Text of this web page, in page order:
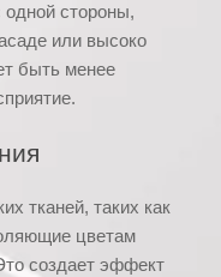
стороны,
или высоко
быть менее
тканей, таких как
цветам
создает эффект